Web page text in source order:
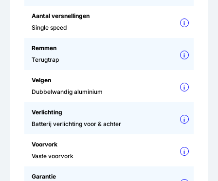
Aantal versnellingen
Single speed
i
Remmen
Terugtrap
i
Velgen
Dubbelwandig aluminium
i
Verlichting
Batterij verlichting voor & achter
i
Voorvork
Vaste voorvork
i
Garantie